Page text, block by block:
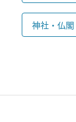
神社・仏閣